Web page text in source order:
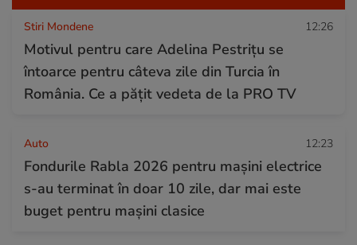
Stiri Mondene 12:26
Motivul pentru care Adelina Pestrițu se
întoarce pentru câteva zile din Turcia în
România. Ce a pățit vedeta de la PRO TV
Auto 12:23
Fondurile Rabla 2026 pentru mașini electrice
s-au terminat în doar 10 zile, dar mai este
buget pentru mașini clasice